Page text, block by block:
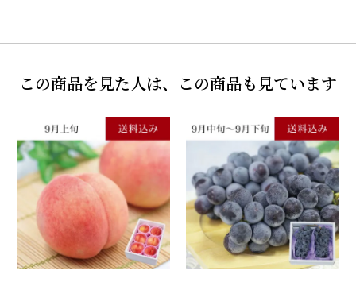
この商品を見た人は、この商品も見ています